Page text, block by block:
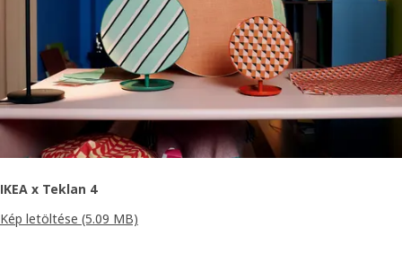
IKEA x Teklan 4
Kép letöltése (5.09 MB)